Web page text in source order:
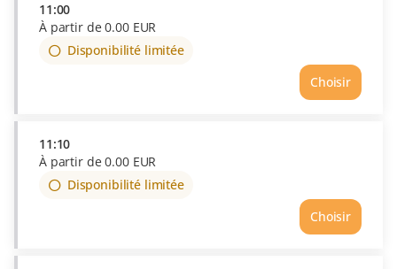
11:00
À partir de0.00 EUR
Disponibilité limitée
Choisir
11:10
À partir de0.00 EUR
Disponibilité limitée
Choisir